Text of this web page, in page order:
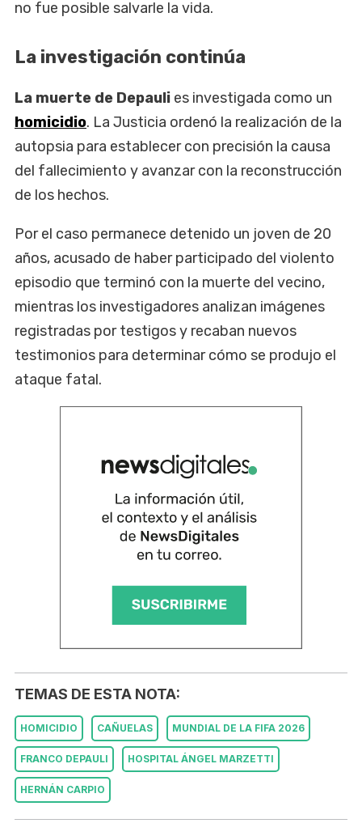
no fue posible salvarle la vida.
La investigación continúa
La muerte de Depauli es investigada como un
homicidio. La Justicia ordenó la realización de la
autopsia para establecer con precisión la causa
del fallecimiento y avanzar con la reconstrucción
de los hechos.
Por el caso permanece detenido un joven de 20
años, acusado de haber participado del violento
episodio que terminó con la muerte del vecino,
mientras los investigadores analizan imágenes
registradas por testigos y recaban nuevos
testimonios para determinar cómo se produjo el
ataque fatal.
TEMAS DE ESTA NOTA:
HOMICIDIO CAÑUELAS MUNDIAL DE LA FIFA 2026
FRANCO DEPAULI HOSPITAL ÁNGEL MARZETTI
HERNÁN CARPIO